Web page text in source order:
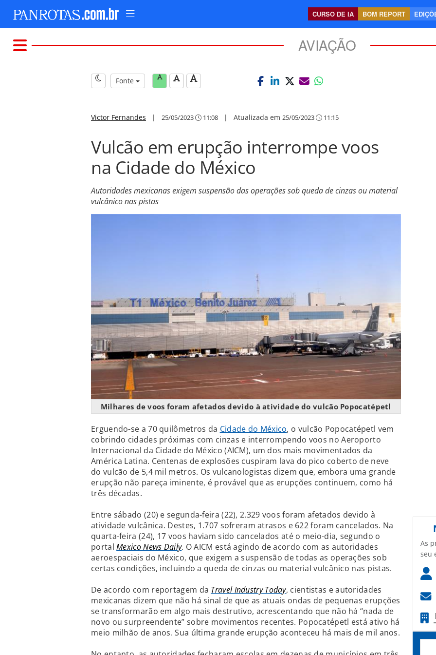
CURSO DE IA BOM REPORT
AVIAÇÃO
Fonte
Victor Fernandes | 25/05/2023 11:08 | Atualizada em 25/05/2023 11:15
Vulcão em erupção interrompe voos
na Cidade do México
Autoridades mexicanas exigem suspensão das operações sob queda de cinzas ou material
vulcânico nas pistas
Milhares de voos foram afetados devido à atividade do vulcão Popocatépetl
Erguendo-se a 70 quilômetros da Cidade do México, o vulcão Popocatépetl vem
cobrindo cidades próximas com cinzas e interrompendo voos no Aeroporto
Internacional da Cidade do México (AICM), um dos mais movimentados da
América Latina. Centenas de explosões cuspiram lava do pico coberto de neve
do vulcão de 5,4 mil metros. Os vulcanologistas dizem que, embora uma grande
erupção não pareça iminente, é provável que as erupções continuem, como há
três décadas.
Entre sábado (20) e segunda-feira (22), 2.329 voos foram afetados devido à
atividade vulcânica. Destes, 1.707 sofreram atrasos e 622 foram cancelados. Na
quarta-feira (24), 17 voos haviam sido cancelados até o meio-dia, segundo o
portalMexico News Daily. O AICM está agindo de acordo com as autoridades
aeroespaciais do México, que exigem a suspensão de todas as operações sob
certas condições, incluindo a queda de cinzas ou material vulcânico nas pistas.
De acordo com reportagem da Travel Industry Today, cientistas e autoridades
mexicanas dizem que não há sinal de que as atuais ondas de pequenas erupções
se transformarão em algo mais destrutivo, acrescentando que não há “nada de
novo ou surpreendente” sobre movimentos recentes. Popocatépetl está ativo há
meio milhão de anos. Sua última grande erupção aconteceu há mais de mil anos.
As
seu